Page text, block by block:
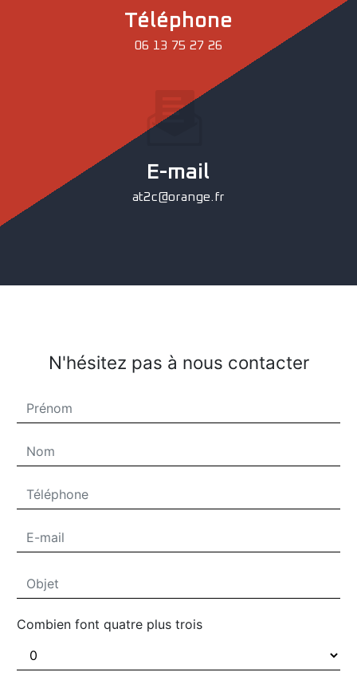
Téléphone
06 13 75 27 26
E-mail
at2c@orange.fr
N'hésitez pas à nous contacter
Combien font quatre plus trois